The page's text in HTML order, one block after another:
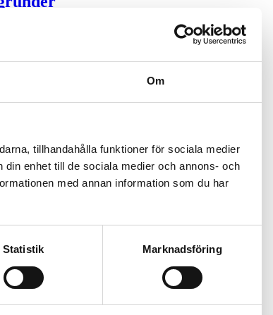
Om
tillhandahålla funktioner för sociala medier
enhet till de sociala medier och annons- och
med annan information som du har
Statistik Marknadsföring